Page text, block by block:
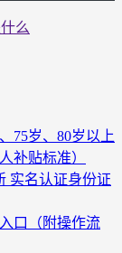
么
75岁、80岁以上
补贴标准）
实名认证身份证
口（附操作流